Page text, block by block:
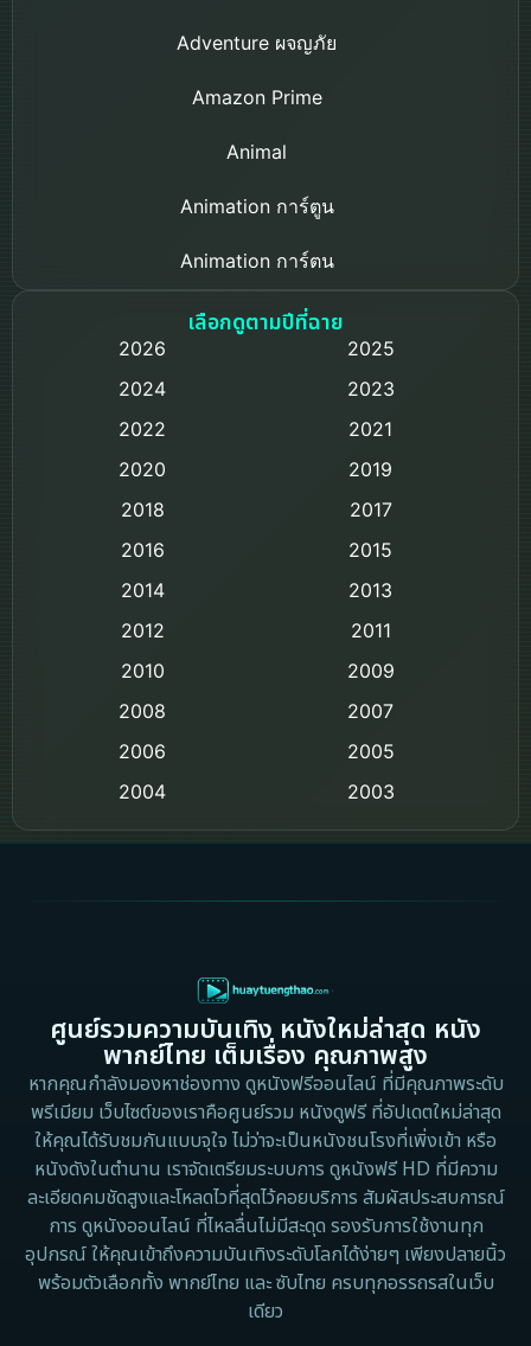
Adventure ผจญภัย
Amazon Prime
Animal
Animation การ์ตูน
Animation การ์ตูน
Based on a True Story เรื่องจริง
Detective สืบสวน
Disaster
Disney+
Documentary สารคดี
Documentary สารคดี
Drama ดราม่า
เลือกดูตามปีที่ฉาย
2026
2025
2024
2023
2022
2021
2020
2019
2018
2017
2016
2015
2014
2013
2012
2011
2010
2009
2008
2007
2006
2005
2004
2003
2002
2000
1983
1982
1971
1962
ศูนย์รวมความบันเทิง หนังใหม่ล่าสุด หนัง
พากย์ไทย เต็มเรื่อง คุณภาพสูง
หากคุณกำลังมองหาช่องทาง ดูหนังฟรีออนไลน์ ที่มีคุณภาพระดับ
พรีเมียม เว็บไซต์ของเราคือศูนย์รวม หนังดูฟรี ที่อัปเดตใหม่ล่าสุด
ให้คุณได้รับชมกันแบบจุใจ ไม่ว่าจะเป็นหนังชนโรงที่เพิ่งเข้า หรือ
หนังดังในตำนาน เราจัดเตรียมระบบการ ดูหนังฟรี HD ที่มีความ
ละเอียดคมชัดสูงและโหลดไวที่สุดไว้คอยบริการ สัมผัสประสบการณ์
การ ดูหนังออนไลน์ ที่ไหลลื่นไม่มีสะดุด รองรับการใช้งานทุก
อุปกรณ์ ให้คุณเข้าถึงความบันเทิงระดับโลกได้ง่ายๆ เพียงปลายนิ้ว
พร้อมตัวเลือกทั้ง พากย์ไทย และ ซับไทย ครบทุกอรรถรสในเว็บ
เดียว